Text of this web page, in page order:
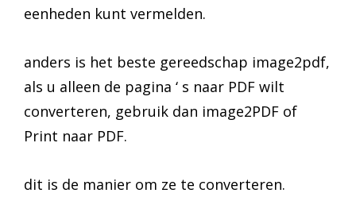
eenheden kunt vermelden.
anders is het beste gereedschap image2pdf,
als u alleen de pagina ‘ s naar PDF wilt
converteren, gebruik dan image2PDF of
Print naar PDF.
dit is de manier om ze te converteren.